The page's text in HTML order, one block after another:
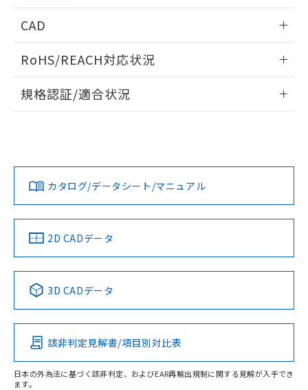
CAD
ドすることができます。
ログイン/会員登録
ダウンロードデータをご利用いただく前に、以下を必ずお読
みください。
ソフトウェアの使用条件
RoHS/REACH対応状況
EU RoHS 注意事項・凡例
対応済み
中国 RoHS 注意事項・凡例
Pb Hg Cd Cr(VI)
O
規格認証/適合状況
LR型式承認
（イギリス
船舶規格）
DNV型式承認
（ノルウェー
BV型式承認
（フランス
KR型式
（韓国
No No No No
この製品の規格認証/適合状況ページへ
その他の認証はこちらのページからご検索ください
カタログ/データシート/マニュアル
2D CADデータ
3D CADデータ
該非判定見解書/項目別対比表
日本の外為法に基づく該非判定、およびEAR再輸出規制に関する見解が入手でき
ます。